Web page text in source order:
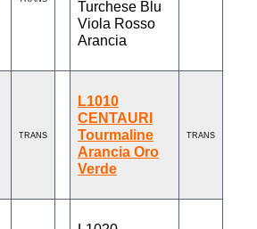
Turchese Blu
Viola Rosso
Arancia
TRANS
L1010
CENTAURI
Tourmaline
Arancia Oro
Verde
TRANS